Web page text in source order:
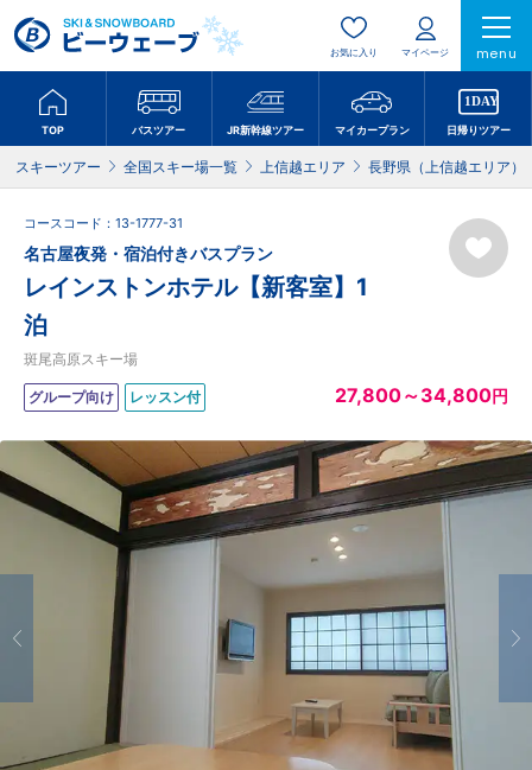
お気に入り マイページ menu
TOP バスツアー JR新幹線ツアー マイカープラン 日帰りツアー
スキーツアー 全国スキー場一覧 上信越エリア 長野県（上信越エリア）
コースコード：13-1777-31
名古屋夜発・宿泊付きバスプラン
レインストンホテル【新客室】1
泊
斑尾高原スキー場
グループ向け レッスン付 27,800～34,800円